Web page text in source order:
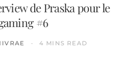
de Praska pour le
#6
4 MINS READ